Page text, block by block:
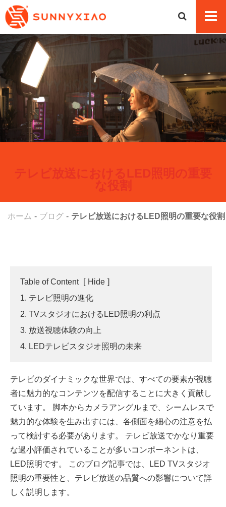
テレビ放送におけるLED照明の重要
な役割
ホーム ブログ テレビ放送におけるLED照明の重要な役割
Table of Content [ Hide ]
1. テレビ照明の進化
2. TVスタジオにおけるLED照明の利点
3. 放送視聴体験の向上
4. LEDテレビスタジオ照明の未来
テレビのダイナミックな世界では、すべての要素が視聴
者に魅力的なコンテンツを配信することに大きく貢献し
ています。 脚本からカメラアングルまで、シームレスで
魅力的な体験を生み出すには、各側面を細心の注意を払
って検討する必要があります。 テレビ放送でかなり重要
な過小評価されていることが多いコンポーネントは、
LED照明です。 このブログ記事では、LED TVスタジオ
照明の重要性と、テレビ放送の品質への影響について詳
しく説明します。